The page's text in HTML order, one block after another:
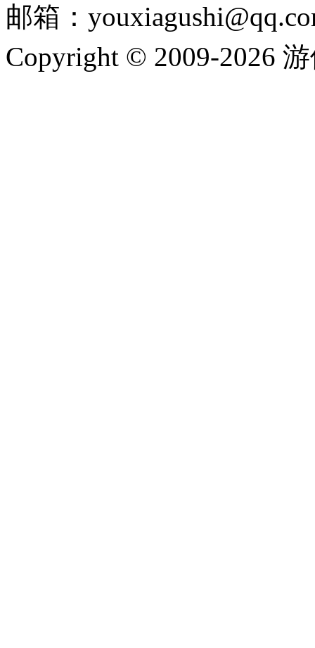
邮箱：
Copyright © 2009-2026